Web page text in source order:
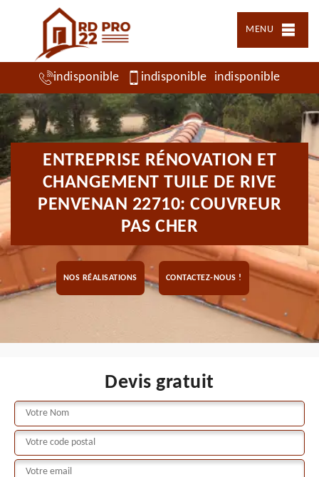
MENU
indisponible indisponible indisponible
ENTREPRISE RÉNOVATION ET
CHANGEMENT TUILE DE RIVE
PENVENAN 22710: COUVREUR
PAS CHER
NOS RÉALISATIONS CONTACTEZ-NOUS !
Devis gratuit